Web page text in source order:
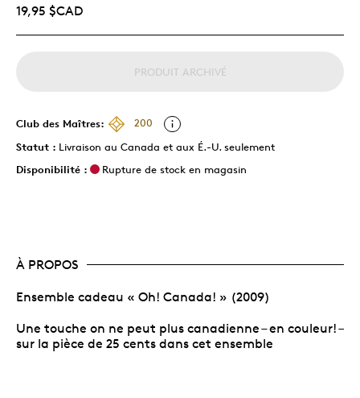
19,95 $CAD
PRODUIT ARCHIVÉ
Club des Maîtres:
200
Statut : Livraison au Canada et aux É.-U. seulement
Disponibilité :
Rupture de stock en magasin
À PROPOS
Ensemble cadeau « Oh! Canada! » (2009)
Une touche on ne peut plus canadienne – en couleur! –
sur la pièce de 25 cents dans cet ensemble